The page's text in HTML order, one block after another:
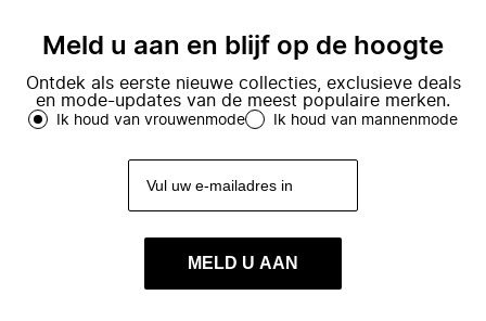
Meld u aan en blijf op de hoogte
Ontdek als eerste nieuwe collecties, exclusieve deals
en mode-updates van de meest populaire merken.
Ik houd van vrouwenmode Ik houd van mannenmode
MELD U AAN